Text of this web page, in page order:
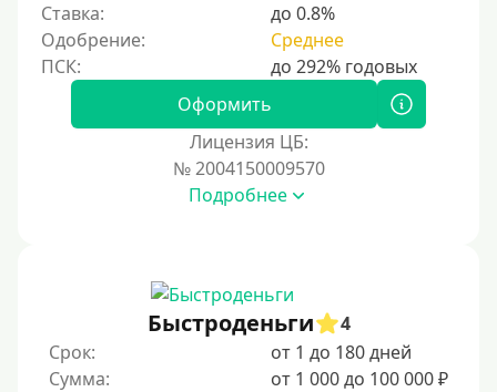
Ставка:
до 0.8%
Одобрение:
Среднее
Оформить
Лицензия ЦБ:
№ 2004150009570
Подробнее
Быстроденьги
4
Срок:
от 1 до 180 дней
Сумма:
от 1 000 до 100 000 ₽